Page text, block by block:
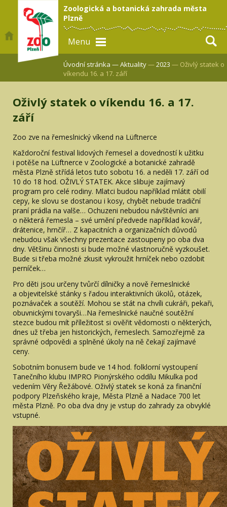
Zoologická a botanická zahrada města
Plzně
Menu
Úvodní stránka —Aktuality—2023 — Oživlý statek o
víkendu 16. a 17. září
Oživlý statek o víkendu 16. a 17.
září
Zoo zve na řemeslnický víkend na Lüftnerce
Každoroční festival lidových řemesel a dovedností k užitku
i potěše na Lüftnerce v Zoologické a botanické zahradě
města Plzně střídá letos tuto sobotu 16. a neděli 17. září od
10 do 18 hod. OŽIVLÝ STATEK. Akce slibuje zajímavý
program pro celé rodiny. Mlatci budou například mlátit obilí
cepy, ke slovu se dostanou i kosy, chybět nebude tradiční
praní prádla na valše… Ochuzeni nebudou návštěvníci ani
o některá řemesla – své umění předvede například kovář,
drátenice, hrnčíř… Z kapacitních a organizačních důvodů
nebudou však všechny prezentace zastoupeny po oba dva
dny. Většinu činnosti si bude možné vlastnoručně vyzkoušet.
Bude si třeba možné zkusit vykroužit hrníček nebo ozdobit
perníček…
Pro děti jsou určeny tvůrčí dílničky a nově řemeslnické
a objevitelské stánky s řadou interaktivních úkolů, otázek,
poznávaček a soutěží. Mohou se stát na chvíli cukráři, pekaři,
obuvnickými tovaryši…Na řemeslnické naučné soutěžní
stezce budou mít příležitost si ověřit vědomosti o některých,
dnes už třeba jen historických, řemeslech. Samozřejmě za
správné odpovědi a splněné úkoly na ně čekají zajímavé
ceny.
Sobotním bonusem bude ve 14 hod. folklorní vystoupení
Tanečního klubu IMPRO Pionýrského oddílu Mikulka pod
vedením Věry Řežábové. Oživlý statek se koná za finanční
podpory Plzeňského kraje, Města Plzně a Nadace 700 let
města Plzně. Po oba dva dny je vstup do zahrady za obvyklé
vstupné.